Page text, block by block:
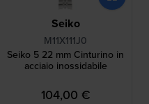
Seiko
M11X111J0
Seiko 5 22 mm Cinturino in
acciaio inossidabile
104,00 €